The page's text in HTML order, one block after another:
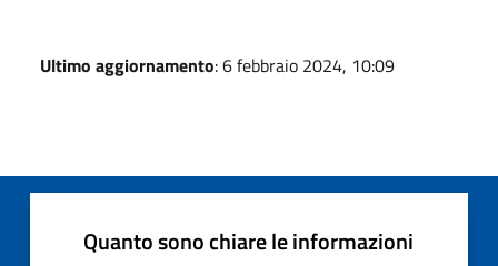
Ultimo aggiornamento: 6 febbraio 2024, 10:09
Quanto sono chiare le informazioni